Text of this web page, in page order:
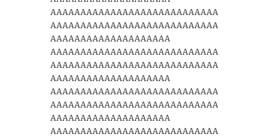
AAAAAAAAAAAAAAAAAAAAAAAAAAAA
AAAAAAAAAAAAAAAAAAAAAAAAAAAA
AAAAAAAAAAAAAAAAAAAA
AAAAAAAAAAAAAAAAAAAAAAAAAAAA
AAAAAAAAAAAAAAAAAAAAAAAAAAAA
AAAAAAAAAAAAAAAAAAAA
AAAAAAAAAAAAAAAAAAAAAAAAAAAA
AAAAAAAAAAAAAAAAAAAAAAAAAAAA
AAAAAAAAAAAAAAAAAAAA
AAAAAAAAAAAAAAAAAAAAAAAAAAAA